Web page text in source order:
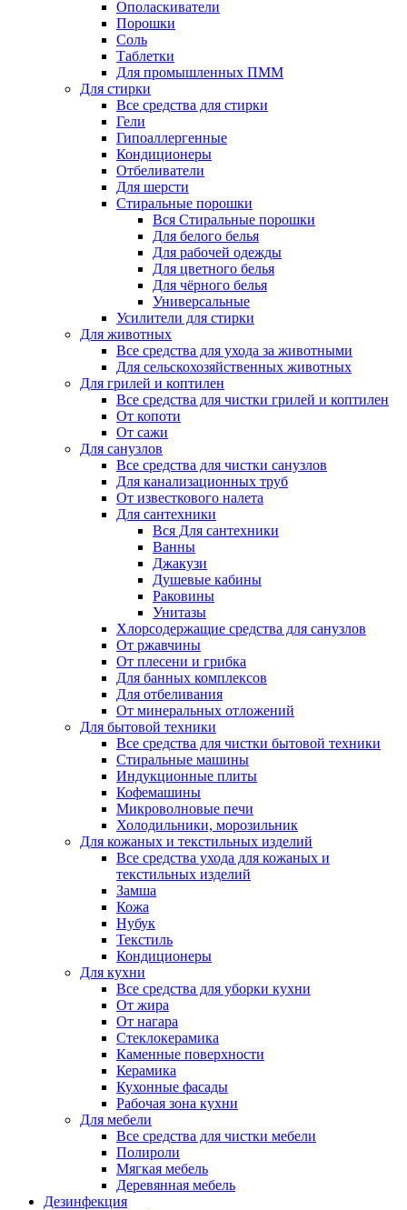
Ополаскиватели
Порошки
Соль
Таблетки
Для промышленных ПММ
Для стирки
Все средства для стирки
Гели
Гипоаллергенные
Кондиционеры
Отбеливатели
Для шерсти
Стиральные порошки
Вся Стиральные порошки
Для белого белья
Для рабочей одежды
Для цветного белья
Для чёрного белья
Универсальные
Усилители для стирки
Для животных
Все средства для ухода за животными
Для сельскохозяйственных животных
Для грилей и коптилен
Все средства для чистки грилей и коптилен
От копоти
От сажи
Для санузлов
Все средства для чистки санузлов
Для канализационных труб
От известкового налета
Для сантехники
Вся Для сантехники
Ванны
Джакузи
Душевые кабины
Раковины
Унитазы
Хлорсодержащие средства для санузлов
От ржавчины
От плесени и грибка
Для банных комплексов
Для отбеливания
От минеральных отложений
Для бытовой техники
Все средства для чистки бытовой техники
Стиральные машины
Индукционные плиты
Кофемашины
Микроволновые печи
Холодильники, морозильник
Для кожаных и текстильных изделий
Все средства ухода для кожаных и
текстильных изделий
Замша
Кожа
Нубук
Текстиль
Кондиционеры
Для кухни
Все средства для уборки кухни
От жира
От нагара
Стеклокерамика
Каменные поверхности
Керамика
Кухонные фасады
Рабочая зона кухни
Для мебели
Все средства для чистки мебели
Полироли
Мягкая мебель
Деревянная мебель
Дезинфекция